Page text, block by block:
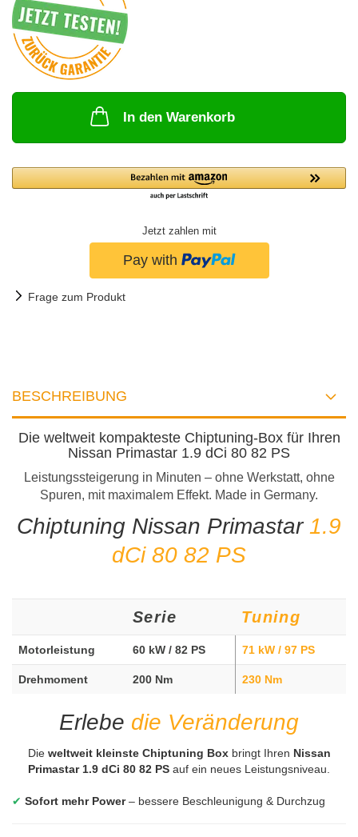
In den Warenkorb
Jetzt zahlen mit
Frage zum Produkt
BESCHREIBUNG
Die weltweit kompakteste Chiptuning-Box für Ihren
Nissan Primastar 1.9 dCi 80 82 PS
Leistungssteigerung in Minuten – ohne Werkstatt, ohne
Spuren, mit maximalem Effekt. Made in Germany.
Chiptuning Nissan Primastar 1.9
dCi 80 82 PS
Serie Tuning
Motorleistung 60 kW / 82 PS 71 kW / 97 PS
Drehmoment 200 Nm 230 Nm
Erlebe die Veränderung
Die weltweit kleinste Chiptuning Boxbringt Ihren Nissan
Primastar 1.9 dCi 80 82 PS auf ein neues Leistungsniveau.
✔ Sofort mehr Power– bessere Beschleunigung & Durchzug